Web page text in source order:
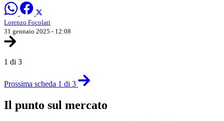
Lorenzo Focolari
31 gennaio 2025 - 12:08
1 di 3
Prossima scheda 1 di 3
Il punto sul mercato